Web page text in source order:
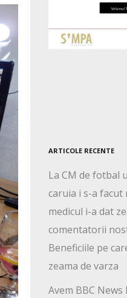
ARTICOLE RECENTE
La CM de fotbal
caruia i s-a facut
medicul i-a dat
comentatorii
Beneficiile pe
zeama de varza
Avem BBC News